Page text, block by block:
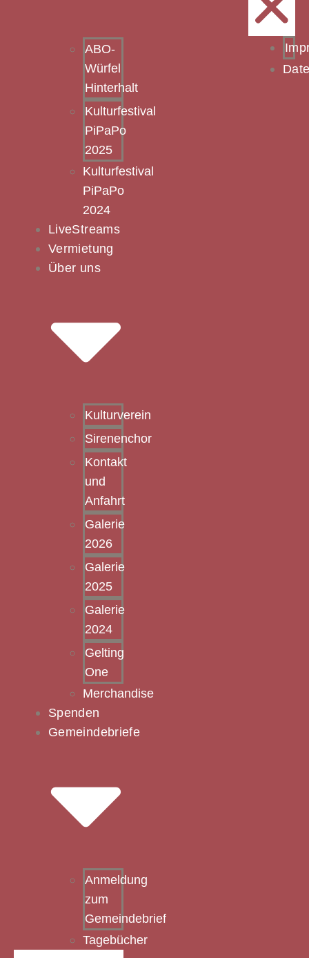
ABO-
Würfel
Hinterhalt
Kulturfestival
PiPaPo
2025
Kulturfestival
PiPaPo
2024
LiveStreams
Vermietung
Über uns
Kulturverein
Sirenenchor
Kontakt
und
Anfahrt
Galerie
2026
Galerie
2025
Galerie
2024
Gelting
One
Merchandise
Spenden
Gemeindebriefe
Anmeldung
zum
Gemeindebrief
Tagebücher